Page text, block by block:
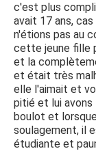
c'est plus
avait 17 ans,
n'étions pas au
cette jeune fille
et la
et était très
elle l'aimait et
pitié et lui
boulot et
soulagement, il
étudiante et